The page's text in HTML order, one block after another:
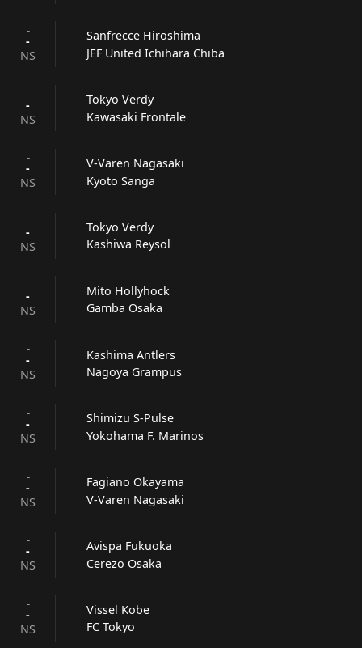
-
-
NS
Sanfrecce Hiroshima
JEF United Ichihara Chiba
-
-
NS
Tokyo Verdy
Kawasaki Frontale
-
-
NS
V-Varen Nagasaki
Kyoto Sanga
-
-
NS
Tokyo Verdy
Kashiwa Reysol
-
-
NS
Mito Hollyhock
Gamba Osaka
-
-
NS
Kashima Antlers
Nagoya Grampus
-
-
NS
Shimizu S-Pulse
Yokohama F. Marinos
-
-
NS
Fagiano Okayama
V-Varen Nagasaki
-
-
NS
Avispa Fukuoka
Cerezo Osaka
-
-
NS
Vissel Kobe
FC Tokyo